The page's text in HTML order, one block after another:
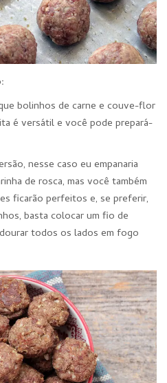
bolinhos de carne e couve-flor
é versátil e você pode prepará-
nesse caso eu empanaria
de rosca, mas você também
ficarão perfeitos e, se preferir,
basta colocar um fio de
todos os lados em fogo